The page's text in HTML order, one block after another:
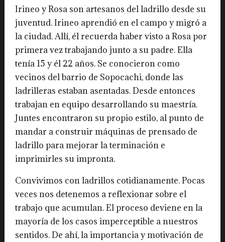
Irineo y Rosa son artesanos del ladrillo desde su
juventud. Irineo aprendió en el campo y migró a
la ciudad. Allí, él recuerda haber visto a Rosa por
primera vez trabajando junto a su padre. Ella
tenía 15 y él 22 años. Se conocieron como
vecinos del barrio de Sopocachi, donde las
ladrilleras estaban asentadas. Desde entonces
trabajan en equipo desarrollando su maestría.
Juntes encontraron su propio estilo, al punto de
mandar a construir máquinas de prensado de
ladrillo para mejorar la terminación e
imprimirles su impronta.
Convivimos con ladrillos cotidianamente. Pocas
veces nos detenemos a reflexionar sobre el
trabajo que acumulan. El proceso deviene en la
mayoría de los casos imperceptible a nuestros
sentidos. De ahí, la importancia y motivación de